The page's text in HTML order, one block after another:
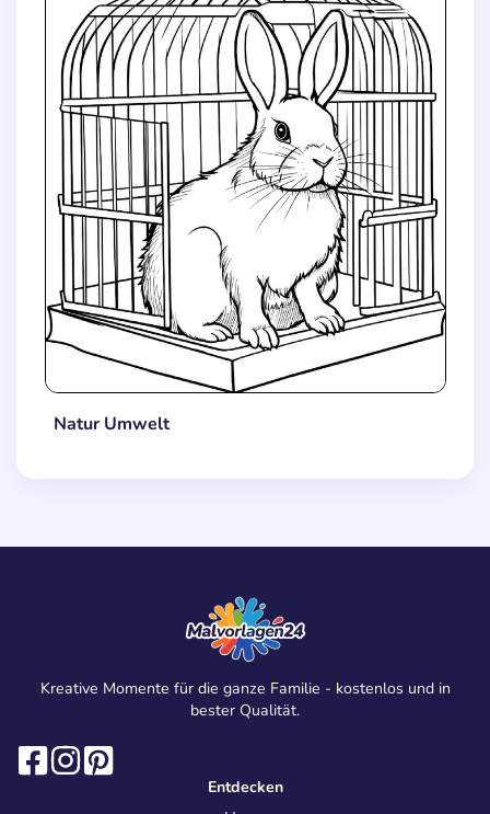
Natur Umwelt
Kreative Momente für die ganze Familie - kostenlos und in
bester Qualität.
Entdecken